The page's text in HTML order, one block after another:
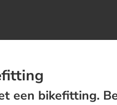
een bikefitting.